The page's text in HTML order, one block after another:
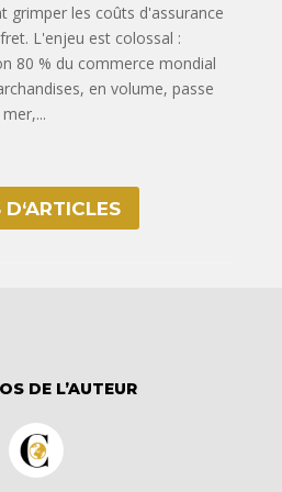
grimper les coûts d'assurance
L'enjeu est colossal :
80 % du commerce mondial
en volume, passe
D‘ARTICLES
DE L’AUTEUR